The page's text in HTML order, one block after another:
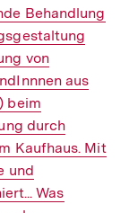
Behandlung
von
aus
beim
durch
Kaufhaus. Mit
und
Was